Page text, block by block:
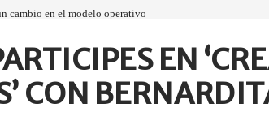
el modelo operativo Los ingresos por semiconductores
EN
CON